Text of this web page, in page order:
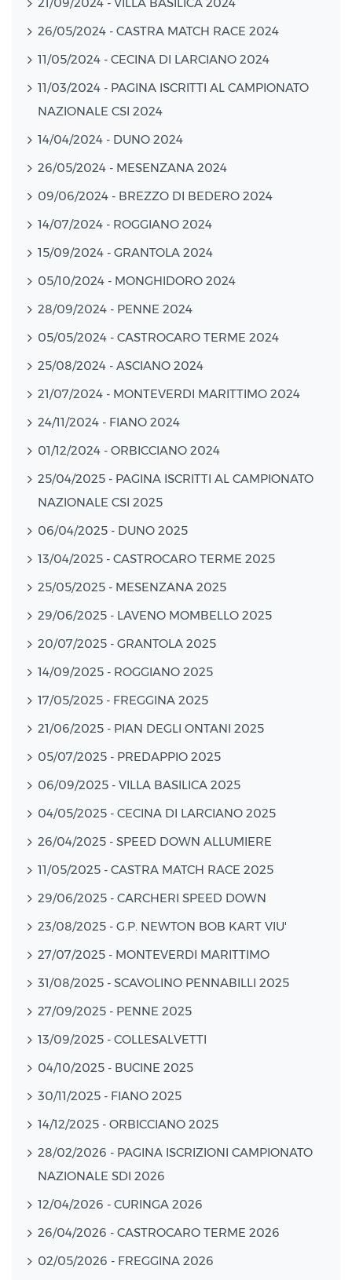
26/05/2024 - CASTRA MATCH RACE 2024
11/05/2024 - CECINA DI LARCIANO 2024
11/03/2024 - PAGINA ISCRITTI AL CAMPIONATO
NAZIONALE CSI 2024
14/04/2024 - DUNO 2024
26/05/2024 - MESENZANA 2024
09/06/2024 - BREZZO DI BEDERO 2024
14/07/2024 - ROGGIANO 2024
15/09/2024 - GRANTOLA 2024
05/10/2024 - MONGHIDORO 2024
28/09/2024 - PENNE 2024
05/05/2024 - CASTROCARO TERME 2024
25/08/2024 - ASCIANO 2024
21/07/2024 - MONTEVERDI MARITTIMO 2024
24/11/2024 - FIANO 2024
01/12/2024 - ORBICCIANO 2024
25/04/2025 - PAGINA ISCRITTI AL CAMPIONATO
NAZIONALE CSI 2025
06/04/2025 - DUNO 2025
13/04/2025 - CASTROCARO TERME 2025
25/05/2025 - MESENZANA 2025
29/06/2025 - LAVENO MOMBELLO 2025
20/07/2025 - GRANTOLA 2025
14/09/2025 - ROGGIANO 2025
17/05/2025 - FREGGINA 2025
21/06/2025 - PIAN DEGLI ONTANI 2025
05/07/2025 - PREDAPPIO 2025
06/09/2025 - VILLA BASILICA 2025
04/05/2025 - CECINA DI LARCIANO 2025
26/04/2025 - SPEED DOWN ALLUMIERE
11/05/2025 - CASTRA MATCH RACE 2025
29/06/2025 - CARCHERI SPEED DOWN
23/08/2025 - G.P. NEWTON BOB KART VIU'
27/07/2025 - MONTEVERDI MARITTIMO
31/08/2025 - SCAVOLINO PENNABILLI 2025
27/09/2025 - PENNE 2025
13/09/2025 - COLLESALVETTI
04/10/2025 - BUCINE 2025
30/11/2025 - FIANO 2025
14/12/2025 - ORBICCIANO 2025
28/02/2026 - PAGINA ISCRIZIONI CAMPIONATO
NAZIONALE SDI 2026
12/04/2026 - CURINGA 2026
26/04/2026 - CASTROCARO TERME 2026
02/05/2026 - FREGGINA 2026